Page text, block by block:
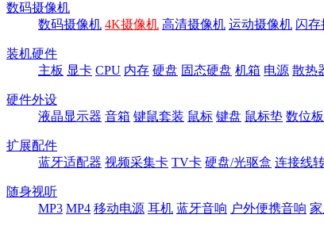
数码摄像机
数码摄像机 4K摄像机 高清摄像机 运动摄像机 闪存
装机硬件
主板 显卡 CPU 内存 硬盘 固态硬盘 机箱 电源 散热
硬件外设
液晶显示器 音箱 键鼠套装 鼠标 键盘 鼠标垫 数位板
扩展配件
蓝牙适配器 视频采集卡 TV卡 硬盘/光驱盒 连接线
随身视听
MP3 MP4 移动电源 耳机 蓝牙音响 户外便携音响